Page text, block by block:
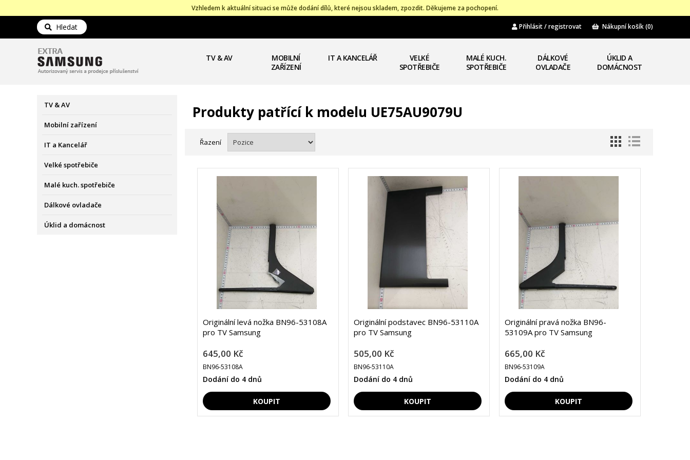
Vzhledem k aktuální situaci se může dodání dílů, které nejsou skladem, zpozdit. Děkujeme za pochopení.
Hledat Přihlásit / registrovat Nákupní košík(0)
TV & AV
MOBILNÍ
ZAŘÍZENÍ
IT A KANCELÁŘ
VELKÉ
SPOTŘEBIČE
MALÉ KUCH.
SPOTŘEBIČE
DÁLKOVÉ
OVLADAČE
ÚKLID A
DOMÁCNOST
TV & AV
Mobilní zařízení
IT a Kancelář
Velké spotřebiče
Malé kuch. spotřebiče
Dálkové ovladače
Úklid a domácnost
Produkty patřící k modelu UE75AU9079U
Řazení
Originální levá nožka BN96-53108A
pro TV Samsung
645,00 Kč
BN96-53108A
Dodání do 4 dnů
Originální podstavec BN96-53110A
pro TV Samsung
505,00 Kč
BN96-53110A
Dodání do 4 dnů
Originální pravá nožka BN96-
53109A pro TV Samsung
665,00 Kč
BN96-53109A
Dodání do 4 dnů